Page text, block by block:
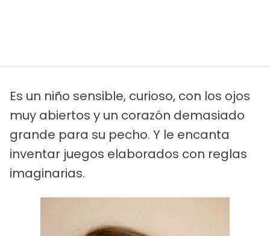
Es un niño sensible, curioso, con los ojos
muy abiertos y un corazón demasiado
grande para su pecho. Y le encanta
inventar juegos elaborados con reglas
imaginarias.